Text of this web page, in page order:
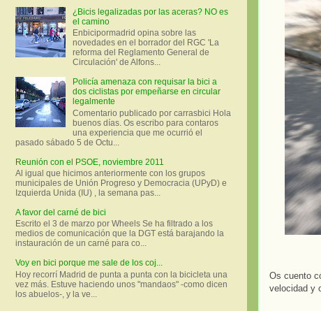
Os cuento
velocidad y
¿Bicis legalizadas por las aceras? NO es
el camino
Enbicipormadrid opina sobre las
novedades en el borrador del RGC 'La
reforma del Reglamento General de
Circulación' de Alfons...
Policía amenaza con requisar la bici a
dos ciclistas por empeñarse en circular
legalmente
Comentario publicado por carrasbici Hola
buenos días. Os escribo para contaros
una experiencia que me ocurrió el
pasado sábado 5 de Octu...
Reunión con el PSOE, noviembre 2011
Al igual que hicimos anteriormente con los grupos
municipales de Unión Progreso y Democracia (UPyD) e
Izquierda Unida (IU) , la semana pas...
A favor del carné de bici
Escrito el 3 de marzo por Wheels Se ha filtrado a los
medios de comunicación que la DGT está barajando la
instauración de un carné para co...
Voy en bici porque me sale de los coj...
Hoy recorrí Madrid de punta a punta con la bicicleta una
vez más. Estuve haciendo unos "mandaos" -como dicen
los abuelos-, y la ve...